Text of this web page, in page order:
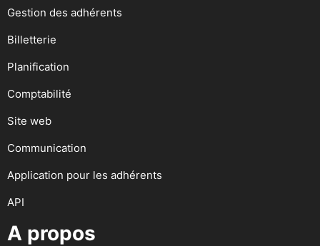
Gestion des adhérents
Billetterie
Planification
Comptabilité
Site web
Communication
Application pour les adhérents
API
A propos